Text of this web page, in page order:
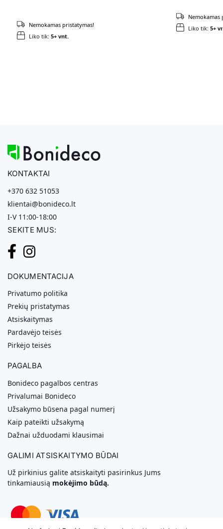
Liko tik: 5+ vnt.
Nemokamas pristatymas! Liko tik: 5+
Nemokamas
KONTAKTAI
+370 632 51053
klientai@bonideco.lt
I-V 11:00-18:00
SEKITE MUS:
DOKUMENTACIJA
Privatumo politika
Prekių pristatymas
Atsiskaitymas
Pardavėjo teisės
Pirkėjo teisės
PAGALBA
Bonideco pagalbos centras
Privalumai Bonideco
Užsakymo būsena pagal numerį
Kaip pateikti užsakymą
Dažnai užduodami klausimai
GALIMI ATSISKAITYMO BŪDAI
Už pirkinius galite atsiskaityti pasirinkus Jums
tinkamiausią mokėjimo būdą.